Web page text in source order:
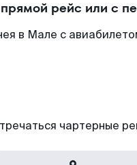
рейс или с
в Мале с
чартерные